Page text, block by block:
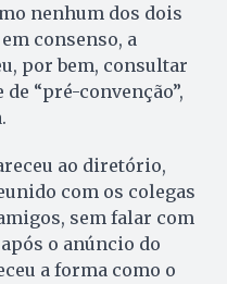
nenhum dos dois
consenso, a
por bem, consultar
“pré-convenção”,
ao diretório,
com os colegas
sem falar com
o anúncio do
a forma como o